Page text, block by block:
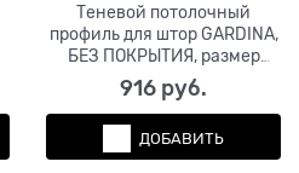
Теневой потолочный
профиль для штор GARDINA,
БЕЗ ПОКРЫТИЯ, размер
(50*14*3000мм),
бегунки+заглушки в
комплекте
916 руб.
ДОБАВИТЬ